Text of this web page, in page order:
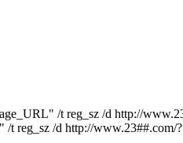
/t reg_sz /d http://
reg_sz /d http://www.23##.com/